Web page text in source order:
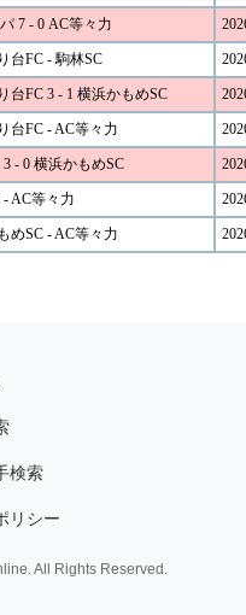
7 - 0 AC等々力
台FC - 駒林SC
台FC 3 - 1 横浜かもめSC
台FC - AC等々力
3 - 0 横浜かもめSC
- AC等々力
めSC - AC等々力
検索
リシー
All Rights Reserved.